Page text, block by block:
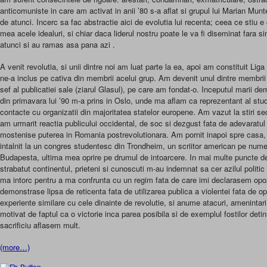
anticomuniste in care am activat in anii ’80 s-a aflat si grupul lui Marian
de atunci. Incerc sa fac abstractie aici de evolutia lui recenta; ceea ce stiu
mea acele idealuri, si chiar daca liderul nostru poate le va fi diseminat fara
atunci si au ramas asa pana azi .
A venit revolutia, si unii dintre noi am luat parte la ea, apoi am constituit
ne-a inclus pe cativa din membrii acelui grup. Am devenit unul dintre
sef al publicatiei sale (ziarul Glasul), pe care am fondat-o. Inceputul marii
din primavara lui ’90 m-a prins in Oslo, unde ma aflam ca reprezentant al
contacte cu organizatii din majoritatea statelor europene. Am vazut la stiri
am urmarit reactia publicului occidental, de soc si dezgust fata de
mostenise puterea in Romania postrevolutionara. Am pornit inapoi spre
intalnit la un congres studentesc din Trondheim, un scriitor american pe
Budapesta, ultima mea oprire pe drumul de intoarcere. In mai multe puncte
strabatut continentul, prieteni si cunoscuti m-au indemnat sa cer azilul
ma intorc pentru a ma confrunta cu un regim fata de care imi declarasem
demonstrase lipsa de reticenta fata de utilizarea publica a violentei fata de
experiente similare cu cele dinainte de revolutie, si anume atacuri,
motivat de faptul ca o victorie inca parea posibila si de exemplul fostilor
sacrificiu aflasem mult.
(more…)